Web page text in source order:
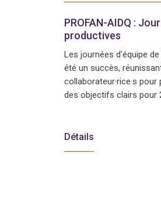
PROFAN-AIDQ :
productives
Les journées d'équipe de
été un succès,
collaborateur·rice·s
des objectifs clairs pour
Détails